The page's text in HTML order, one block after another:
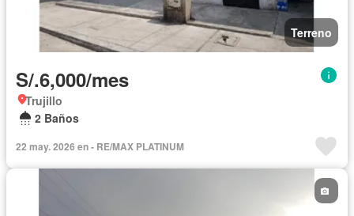
Terreno
S/.6,000/mes
Trujillo
2 Baños
22 may. 2026 en - RE/MAX PLATINUM